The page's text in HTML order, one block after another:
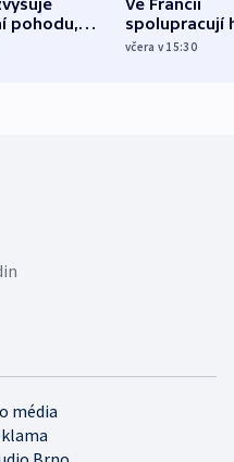
pohodu,
Ve Francii
spolupracují
různých zemí
včera v 15:30
média